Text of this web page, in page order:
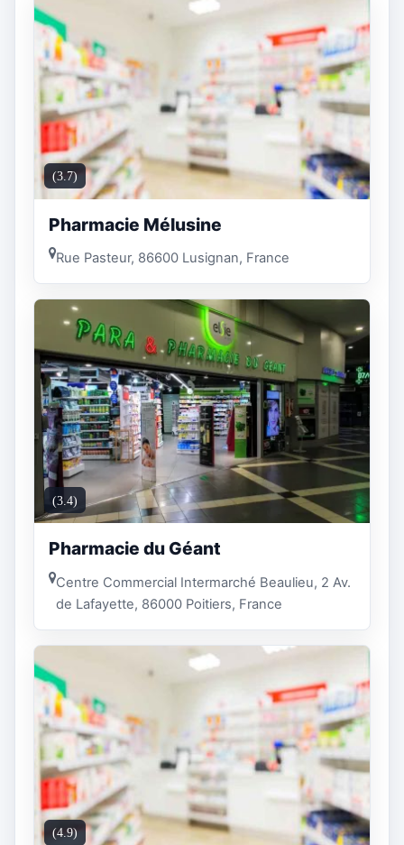
(3.7)
Pharmacie Mélusine
Rue Pasteur, 86600 Lusignan, France
(3.4)
Pharmacie du Géant
Centre Commercial Intermarché Beaulieu, 2 Av.
de Lafayette, 86000 Poitiers, France
(4.9)